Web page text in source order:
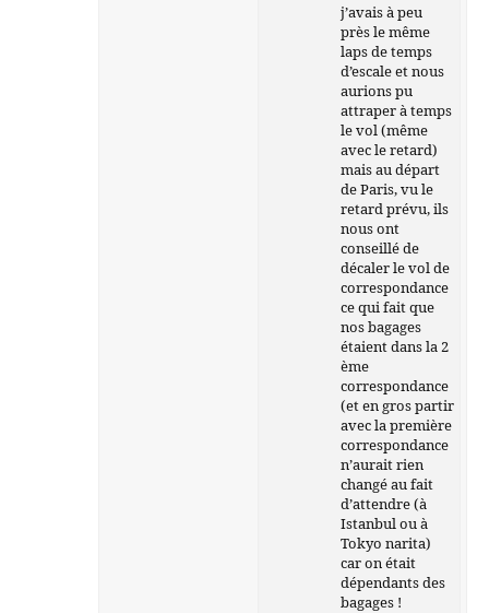
j’avais à peu
près le même
laps de temps
d’escale et nous
aurions pu
attraper à temps
le vol (même
avec le retard)
mais au départ
de Paris, vu le
retard prévu, ils
nous ont
conseillé de
décaler le vol de
correspondance
ce qui fait que
nos bagages
étaient dans la 2
ème
correspondance
(et en gros partir
avec la première
correspondance
n’aurait rien
changé au fait
d’attendre (à
Istanbul ou à
Tokyo narita)
car on était
dépendants des
bagages !